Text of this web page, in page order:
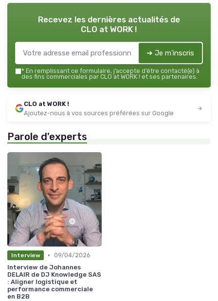
Recevez les dernières actualités de
CLO at WORK !
➔ Je m'inscris
* En remplissant ce formulaire, j’accepte d’être contacté(e) à
des fins commerciales par CLO at WORK ! et ses partenaires.
CLO at WORK !
Ajoutez-nous à vos sources préférées sur Google
Parole d'experts
Interview • 09/04/2026
Interview de Johannes
DELAIR de DJ Knowledge SAS
: Aligner logistique et
performance commerciale
en B2B